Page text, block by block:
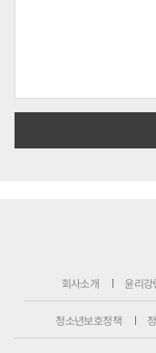
회사소개 윤리강
청소년보호정책